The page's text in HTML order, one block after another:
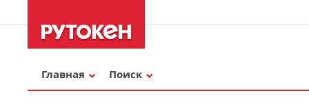
Главная Поиск